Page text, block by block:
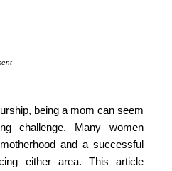
being a mom can seem
challenge. Many women
and a successful
either area. This article